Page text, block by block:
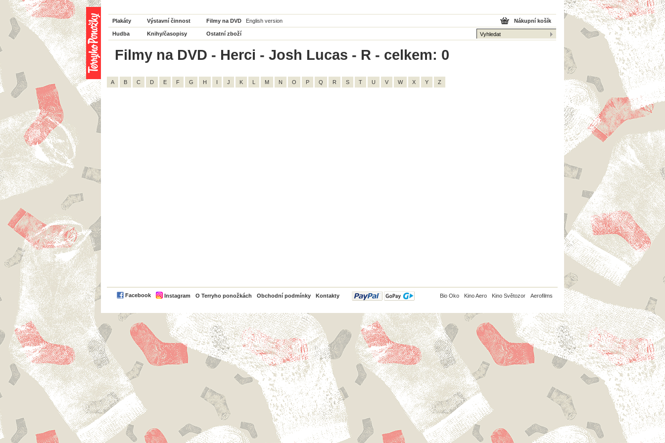
Plakáty Výstavní činnost Filmy na DVD English version
Hudba Knihy/časopisy Ostatní zboží
Nákupní košík
Filmy na DVD - Herci - Josh Lucas - R - celkem: 0
A B C D E F G H I J K L M N O P Q R S T U V W X Y Z
Facebook Instagram O Terryho ponožkách Obchodní podmínky Kontakty
PayPal Bio Oko Kino Aero Kino Světozor Aerofilms